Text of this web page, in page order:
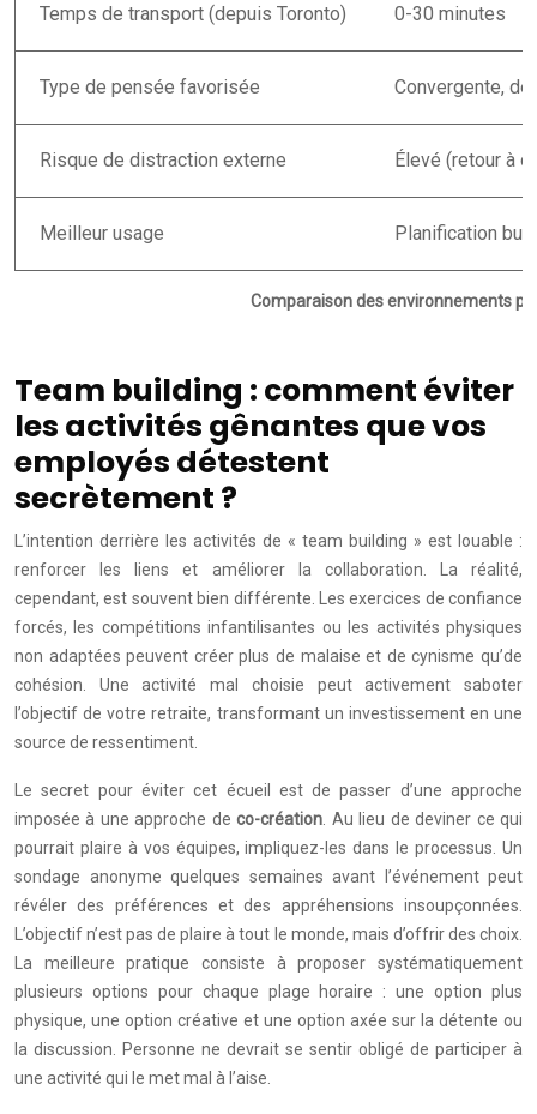
Comparaison des environnements
Temps de transport (depuis Toronto) 0-30 minutes
Type de pensée favorisée Convergente,
Risque de distraction externe Élevé (retour à
Meilleur usage Planification
Team building : comment éviter
les activités gênantes que vos
employés détestent
secrètement ?
L’intention derrière les activités de « team building » est louable :
renforcer les liens et améliorer la collaboration. La réalité,
cependant, est souvent bien différente. Les exercices de confiance
forcés, les compétitions infantilisantes ou les activités physiques
non adaptées peuvent créer plus de malaise et de cynisme qu’de
cohésion. Une activité mal choisie peut activement saboter
l’objectif de votre retraite, transformant un investissement en une
source de ressentiment.
Le secret pour éviter cet écueil est de passer d’une approche
imposée à une approche deco-création . Au lieu de deviner ce qui
pourrait plaire à vos équipes, impliquez-les dans le processus. Un
sondage anonyme quelques semaines avant l’événement peut
révéler des préférences et des appréhensions insoupçonnées.
L’objectif n’est pas de plaire à tout le monde, mais d’offrir des choix.
La meilleure pratique consiste à proposer systématiquement
plusieurs options pour chaque plage horaire : une option plus
physique, une option créative et une option axée sur la détente ou
la discussion. Personne ne devrait se sentir obligé de participer à
une activité qui le met mal à l’aise.